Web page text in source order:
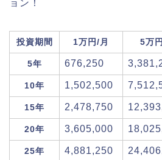
ョン！
投資期間 1万円/月 5万
5年 676,250
10年 1,502,500
15年 2,478,750
20年 3,605,000
25年 4,881,250